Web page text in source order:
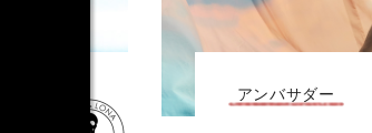
アンバサダー